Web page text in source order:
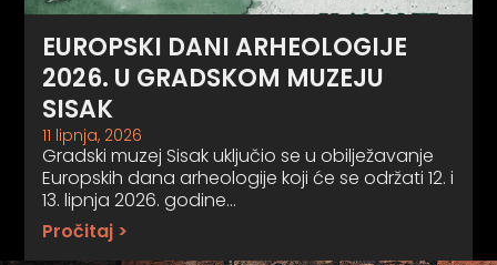
EUROPSKI DANI ARHEOLOGIJE
2026. U GRADSKOM MUZEJU
SISAK
11 lipnja, 2026
Gradski muzej Sisak uključio se u obilježavanje
Europskih dana arheologije koji će se održati 12. i
13. lipnja 2026. godine…
Pročitaj >